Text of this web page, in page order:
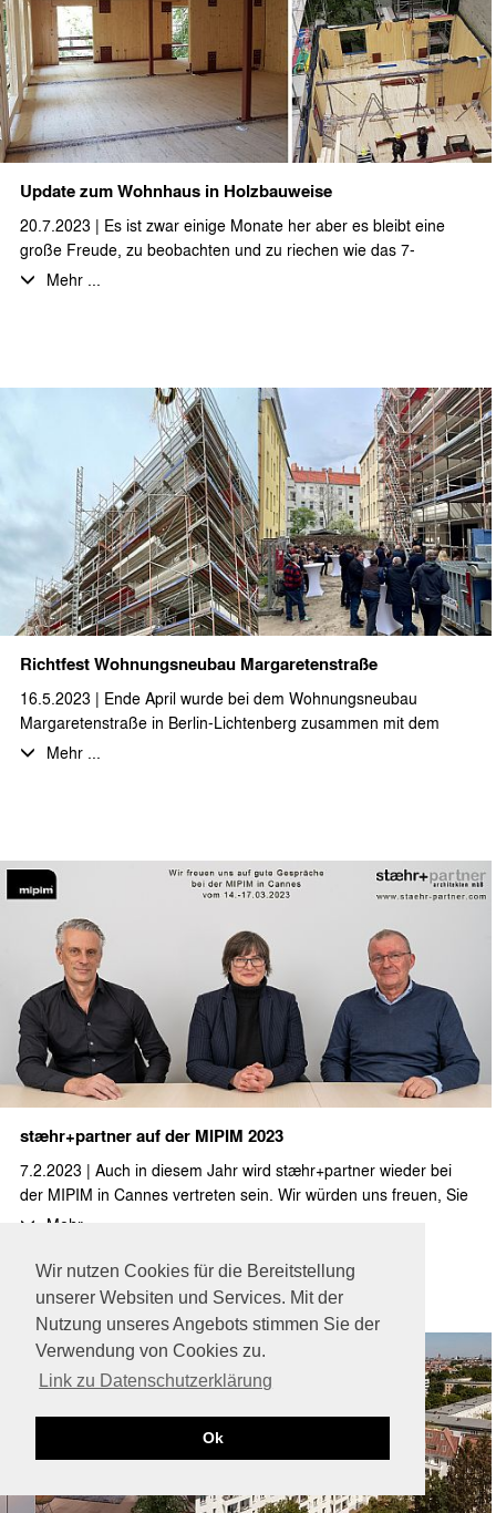
Wir nutzen Cookies für die Bereitstellung
unserer Websiten und Services. Mit der
Nutzung unseres Angebots stimmen Sie der
Verwendung von Cookies zu.
Link zu Datenschutzerklärung
Ok
Update zum Wohnhaus in Holzbauweise
20.7.2023 | Es ist zwar einige Monate her aber es bleibt eine
große Freude, zu beobachten und zu riechen wie das 7-
geschossige Wohnhaus als Vollholzkonstruktion aus dem Boden
Mehr ...
Richtfest Wohnungsneubau Margaretenstraße
16.5.2023 | Ende April wurde bei dem Wohnungsneubau
Margaretenstraße in Berlin-Lichtenberg zusammen mit dem
Bauherrn, sowie den am Bau beteiligten Firmen und
Mehr ...
stæhr+partner auf der MIPIM 2023
7.2.2023 | Auch in diesem Jahr wird stæhr+partner wieder bei
der MIPIM in Cannes vertreten sein. Wir würden uns freuen, Sie
vom 14. - 17.03. dort zu sehen!
Mehr ...